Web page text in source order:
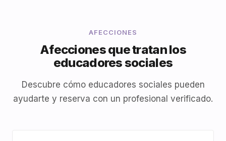
AFECCIONES
Afecciones que tratan los
educadores sociales
Descubre cómo educadores sociales pueden
ayudarte y reserva con un profesional verificado.